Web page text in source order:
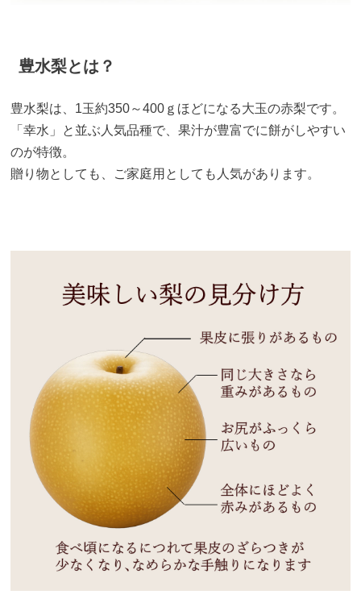
豊水梨とは？
豊水梨は、1玉約350～400ｇほどになる大玉の赤梨です。
「幸水」と並ぶ人気品種で、果汁が豊富でに餅がしやすい
のが特徴。
贈り物としても、ご家庭用としても人気があります。